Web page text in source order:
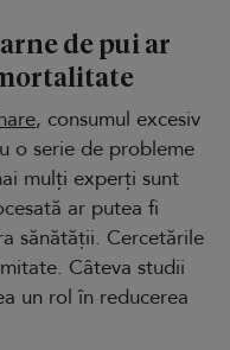
de pui ar
, consumul excesiv
o serie de probleme
mulți experți sunt
ar putea fi
sănătății. Cercetările
Câteva studii
un rol în reducerea